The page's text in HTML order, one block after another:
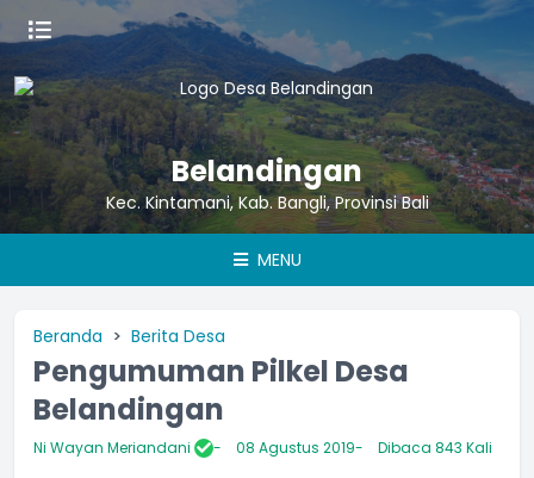
Belandingan
Kec. Kintamani, Kab. Bangli, Provinsi Bali
MENU
Beranda Berita Desa
Pengumuman Pilkel Desa
Belandingan
Ni Wayan Meriandani 08 Agustus 2019 Dibaca 843 Kali